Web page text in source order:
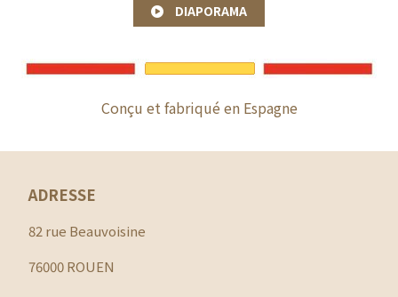
DIAPORAMA
Conçu et fabriqué en Espagne
ADRESSE
82 rue Beauvoisine
76000 ROUEN